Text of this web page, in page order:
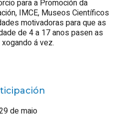
para a Promoción da
IMCE, Museos Científicos
motivadoras para que as
de 4 a 17 anos pasen as
á vez.
de maio